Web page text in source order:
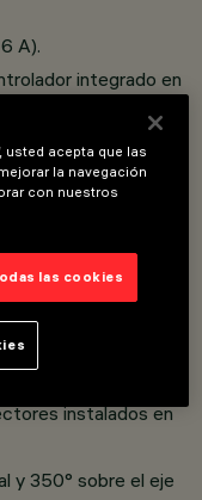
A).
integrado en
herramientas.
cromático.
adaptador para
de dos cubiertas
instalados en
y 350° sobre el eje
usted acepta que las
la navegación
con nuestros
las cookies